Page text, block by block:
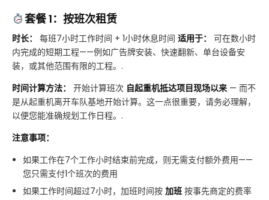
套餐 1：按班次租赁
时长： 每班7小时工作时间 + 1小时休息时间 适用于：
可在数小时
内完成的短期工程——例如广告牌安装、快速翻新、单台设备安
装，或其他范围有限的工程。.
时间计算方法：
开始计算班次 自起重机抵达项目现场以来 — 而不
是从起重机离开车队基地开始计算。这一点很重要，请务必理解，
以便您能准确规划工作日程。.
注意事项：
如果工作在7个工作小时结束前完成，则无需支付额外费用——
您只需支付1个班次的费用
如果工作时间超过7小时，加班时间按 加班 按事先商定的费率